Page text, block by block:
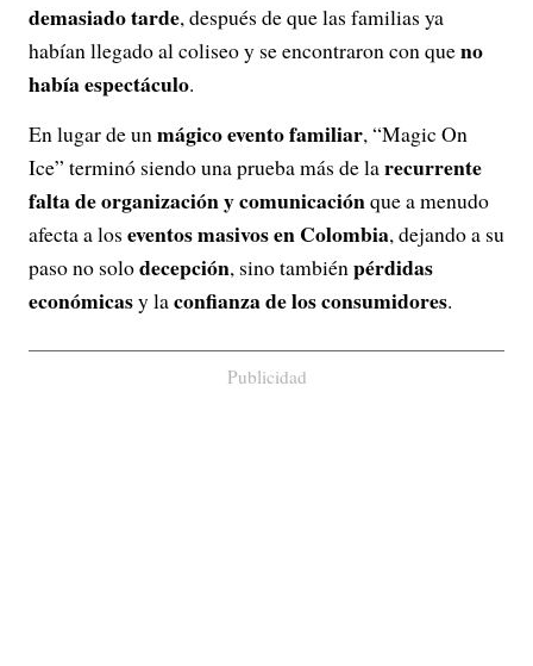
demasiado tarde, después de que las familias ya
habían llegado al coliseo y se encontraron con queno
había espectáculo.
En lugar de unmágico evento familiar, “Magic On
Ice” terminó siendo una prueba más de larecurrente
falta de organización y comunicaciónque a menudo
afecta a los eventos masivos en Colombia, dejando a su
paso no solodecepción, sino tambiénpérdidas
económicasy laconfianza de los consumidores.
Publicidad